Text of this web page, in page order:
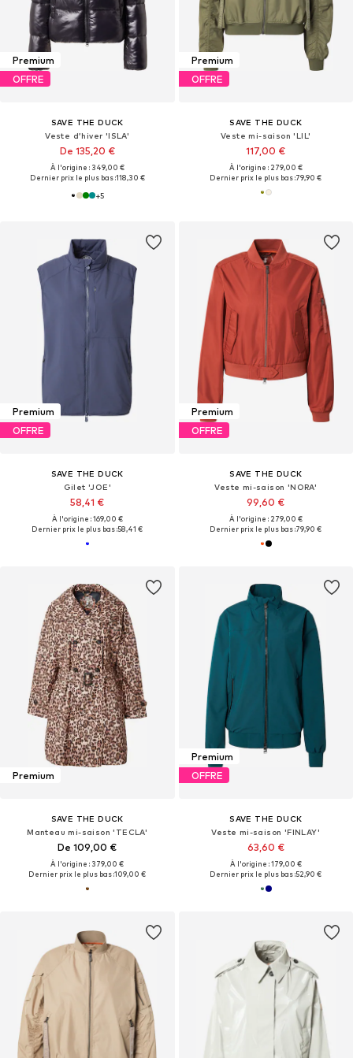
Premium
OFFRE
SAVE THE DUCK
Veste d’hiver 'ISLA'
De 135,20 €
À l'origine : 349,00 €
Dernier prix le plus bas :118,30 €
+5
Premium
OFFRE
SAVE THE DUCK
Veste mi-saison 'LIL'
117,00 €
À l'origine : 279,00 €
Dernier prix le plus bas :79,90 €
Premium
OFFRE
SAVE THE DUCK
Gilet 'JOE'
58,41 €
À l'origine : 169,00 €
Dernier prix le plus bas :58,41 €
Premium
OFFRE
SAVE THE DUCK
Veste mi-saison 'NORA'
99,60 €
À l'origine : 279,00 €
Dernier prix le plus bas :79,90 €
Premium
SAVE THE DUCK
Manteau mi-saison 'TECLA'
De 109,00 €
À l'origine : 379,00 €
Dernier prix le plus bas :109,00 €
Premium
OFFRE
SAVE THE DUCK
Veste mi-saison 'FINLAY'
63,60 €
À l'origine : 179,00 €
Dernier prix le plus bas :52,90 €